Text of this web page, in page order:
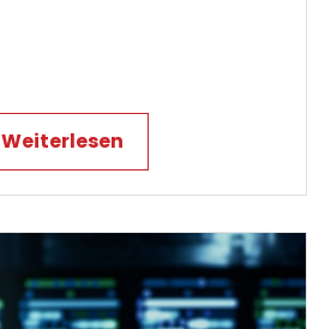
Weiterlesen